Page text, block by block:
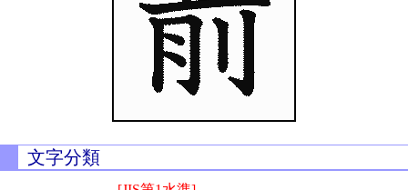
文字分類